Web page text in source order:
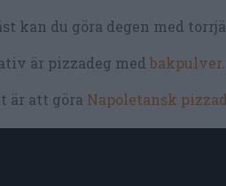
kan du göra degen med
är pizzadeg med bakpulver.
är att göra Napoletansk